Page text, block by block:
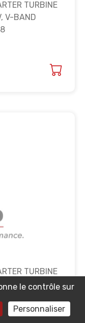
TURBINE
V-BAND
TURBINE
V-BANDle contrôle sur
Personnaliser